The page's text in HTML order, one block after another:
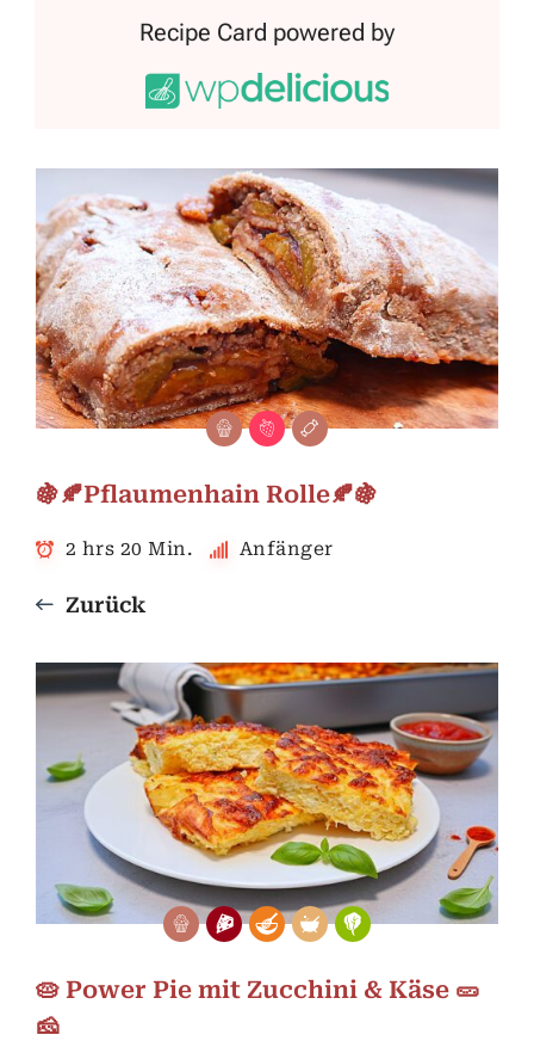
Recipe Card powered by
🍇🍂Pflaumenhain Rolle🍂🍇
2 hrs 20 Min. Anfänger
Zurück
🥧 Power Pie mit Zucchini & Käse 🥒
🧀